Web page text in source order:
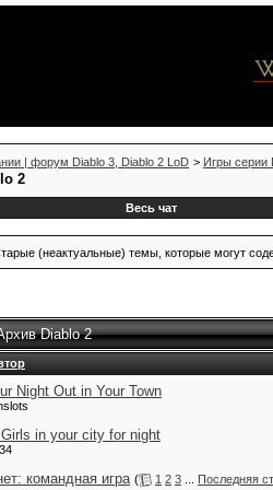
| форум Diablo 3, Diablo 2 LoD > Игры серии
2
Весь чат
(неактуальные) темы, которые могут
Diablo 2
Night Out in Your Town
in your city for night
командная игра ( 1 2 3 Последняя